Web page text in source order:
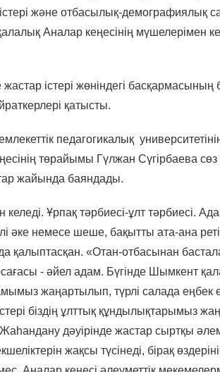
және отбасылық-демографиялық
Аналар кеңесінің мүшелерімен
істері жөніндегі
қатысты.
педагогикалық
төрайымы Гүлжан Сүгірбаева
жайында баяндады.
Ұрпақ тәрбиесі-ұлт тәрбиесі.
әке немесе шеше, бақытты ата-ана
қалыптасқан. «Отан-отбасынан
- әйел адам. Бүгінде Шымкент
жаңартылып, түрлі салада еңбек
біздің ұлттық құндылықтарымыз
дәуірінде жастар сыртқы
жақсы түсінеді, бірақ